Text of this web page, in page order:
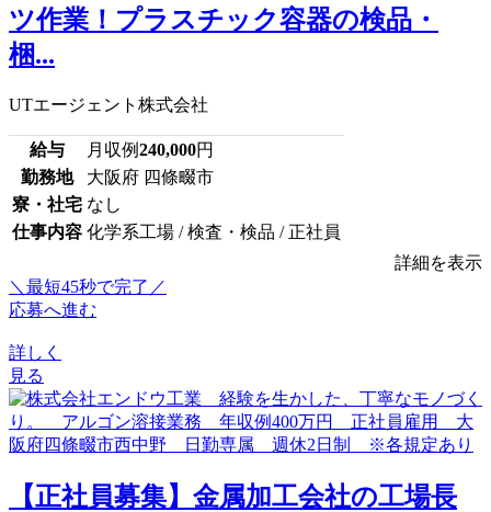
ツ作業！プラスチック容器の検品・
梱...
UTエージェント株式会社
給与 月収例240,000円
勤務地
大阪府 四條畷市
寮・社宅 なし
仕事内容 化学系工場 / 検査・検品 / 正社員
詳細を表示
＼最短45秒で完了／
応募へ進む
詳しく
見る
【正社員募集】金属加工会社の工場長